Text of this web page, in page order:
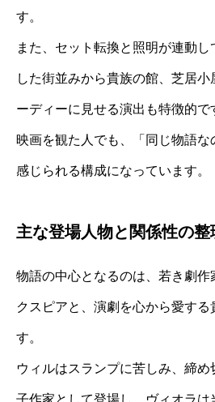
す。
また、セット転換と照明が連動し
した街並みから貴族の館、芝居
ーディーに見せる演出も特徴的で
映画を観た人でも、「同じ物語な
感じられる構成になっています。
主な登場人物と関係性の整
物語の中心となるのは、若き劇作
クスピアと、演劇を心から愛す
す。
ウィルはスランプに苦しみ、締め
子作家として登場し、ヴィオラは